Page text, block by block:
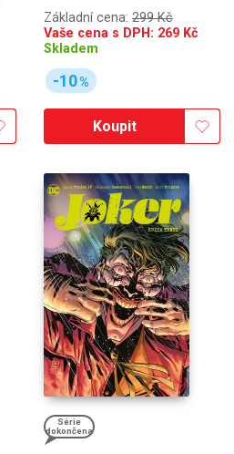
Základní cena: 299 Kč
Vaše cena s DPH: 269 Kč
Skladem
-10%
Koupit
Série
dokončena